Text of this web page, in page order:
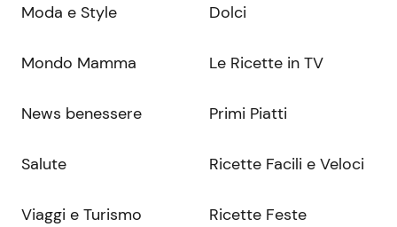
Moda e Style
Mondo Mamma
News benessere
Salute
Viaggi e Turismo
Dolci
Le Ricette in TV
Primi Piatti
Ricette Facili e Veloci
Ricette Feste